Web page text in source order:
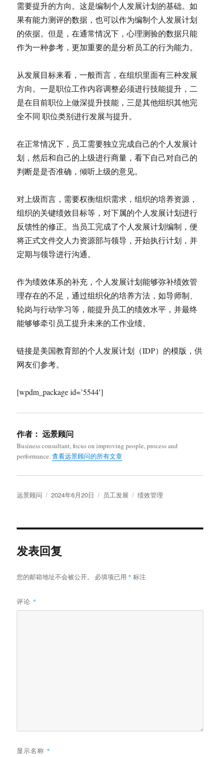
需要提升的方向。这是编制个人发展计划的基础。如
果有能力测评的数据，也可以作为编制个人发展计划
的依据。但是，在通常情况下，心理测验的数据只能
作为一种参考，更加重要的是分析员工的行为能力。
从发展目标来看，一般而言，在组织里面有三种发展
方向。一是职位工作内容调整必须进行技能提升，二
是在目前职位上做深提升技能，三是其他组织其他完
全不同 职位类别进行发展与提升。
在正常情况下，员工需要独立完成自己的个人发展计
划，然后和自己的上级进行商量，看下自己对自己的
判断是是否准确，倾听上级的意见。
对上级而言，需要权衡组织需求，组织的培养资源，
组织的关键绩效目标等，对下属的个人发展计划进行
反馈性的修正。当员工完成了个人发展计划编制，便
将正式文件交人力资源部与领导，开始执行计划，并
定期与领导进行沟通。
作为绩效体系的补充，个人发展计划能够弥补绩效管
理存在的不足，通过组织化的培养方法，如导师制、
轮岗与行动学习等，能提升员工的绩效水平，并最终
能够够牵引员工提升未来的工作业绩。
链接是美国教育部的个人发展计划（IDP）的模版，供
网友们参考。
[wpdm_package id=’5544′]
作者： 远景顾问
Business consultant, focus on improving people, process and
performance.查看远景顾问的所有文章
作
远景顾问
发
2024年6月20日
分
员工发展
标
绩效管理
发表回复
您的邮箱地址不会被公开。 必填项已用 * 标注
评论 *
显示名称 *